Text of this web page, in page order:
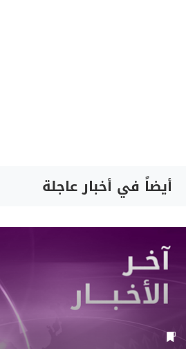
أيضاً في أخبار عاجلة